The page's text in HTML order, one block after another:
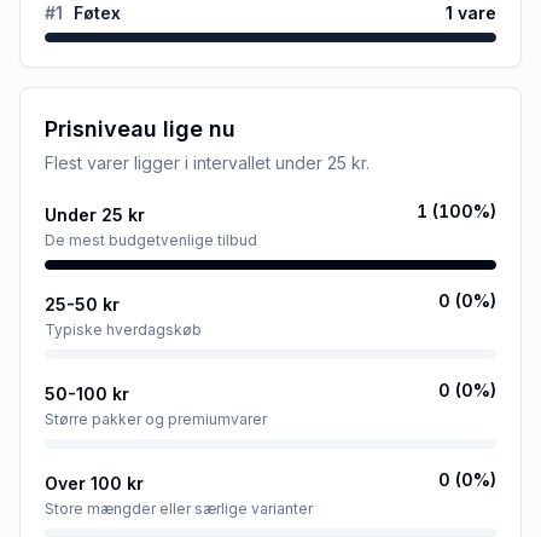
#1 Føtex 1 vare
Prisniveau lige nu
Flest varer ligger i intervallet under 25 kr.
Under 25 kr
De mest budgetvenlige tilbud
1 (100%)
25-50 kr
Typiske hverdagskøb
0 (0%)
50-100 kr
Større pakker og premiumvarer
0 (0%)
Over 100 kr
Store mængder eller særlige varianter
0 (0%)